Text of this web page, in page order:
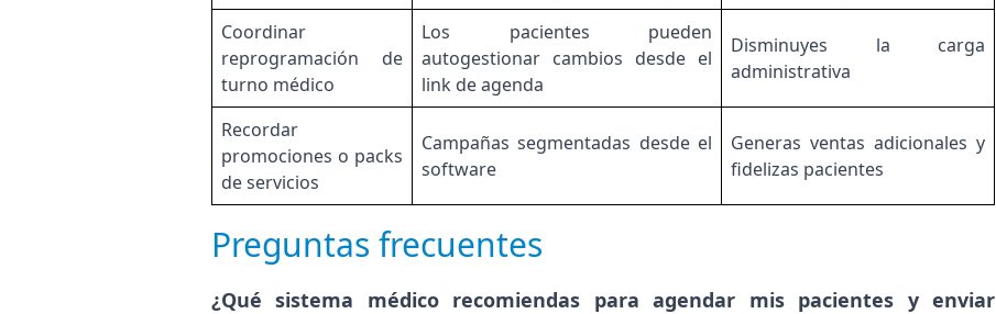
Coordinar
reprogramación de
turno médico
Los pacientes pueden
autogestionar cambios desde el
link de agenda
Disminuyes la carga
administrativa
Recordar
promociones o packs
de servicios
Campañas segmentadas desde el
software
Generas ventas adicionales y
fidelizas pacientes
Preguntas frecuentes
¿Qué sistema médico recomiendas para agendar mis pacientes y enviar